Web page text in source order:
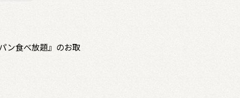
ン食べ放題』のお取